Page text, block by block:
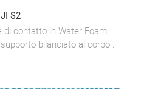
S2
contatto in Water Foam,
bilanciato al corpo .